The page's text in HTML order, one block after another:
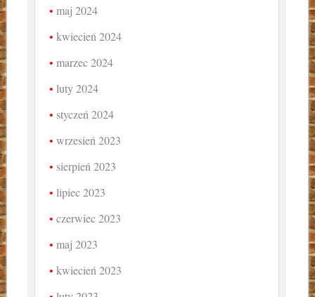
maj 2024
kwiecień 2024
marzec 2024
luty 2024
styczeń 2024
wrzesień 2023
sierpień 2023
lipiec 2023
czerwiec 2023
maj 2023
kwiecień 2023